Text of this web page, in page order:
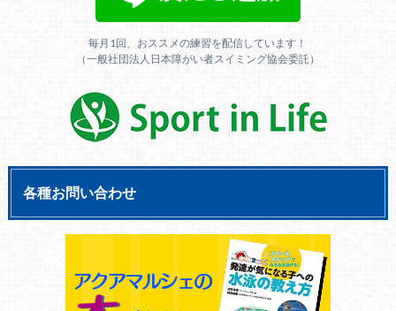
毎月1回、おススメの練習を配信しています！
（一般社団法人日本障がい者スイミング協会委託）
各種お問い合わせ